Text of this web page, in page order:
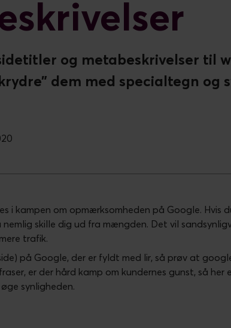
og metabeskrivelser til
dem med specialtegn og
i kampen om opmærksomheden på Google. Hvis
skille dig ud fra mængden. Det vil
trafik.
på Google, der er fyldt med lir, så prøv at
er der hård kamp om kundernes gunst, så
synligheden.